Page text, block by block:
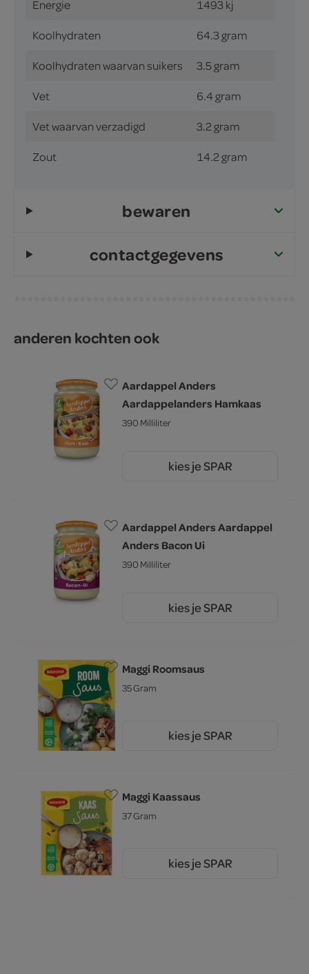
Energie 1493 kj
Koolhydraten 64.3 gram
Koolhydraten waarvan suikers 3.5 gram
Vet 6.4 gram
Vet waarvan verzadigd 3.2 gram
Zout 14.2 gram
bewaren
contactgegevens
anderen kochten ook
Aardappel Anders
Aardappelanders Hamkaas
390 Milliliter
kies je SPAR
Aardappel Anders Aardappel
Anders Bacon Ui
390 Milliliter
kies je SPAR
Maggi Roomsaus
35 Gram
kies je SPAR
Maggi Kaassaus
37 Gram
kies je SPAR